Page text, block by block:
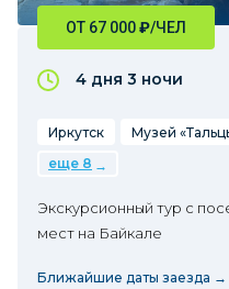
ОТ 67 000₽/ЧЕЛ
4 дня 3 ночи
Иркутск Музей
еще 8
Экскурсионный тур с
мест на Байкале
Ближайшие даты заезда →